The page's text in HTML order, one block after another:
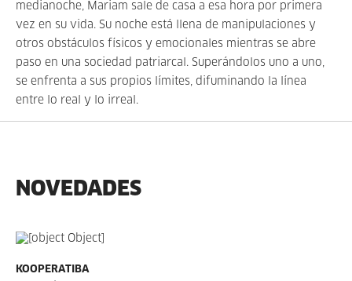
medianoche, Mariam sale de casa a esa hora por primera
vez en su vida. Su noche está llena de manipulaciones y
otros obstáculos físicos y emocionales mientras se abre
paso en una sociedad patriarcal. Superándolos uno a uno,
se enfrenta a sus propios límites, difuminando la línea
entre lo real y lo irreal.
NOVEDADES
KOOPERATIBA